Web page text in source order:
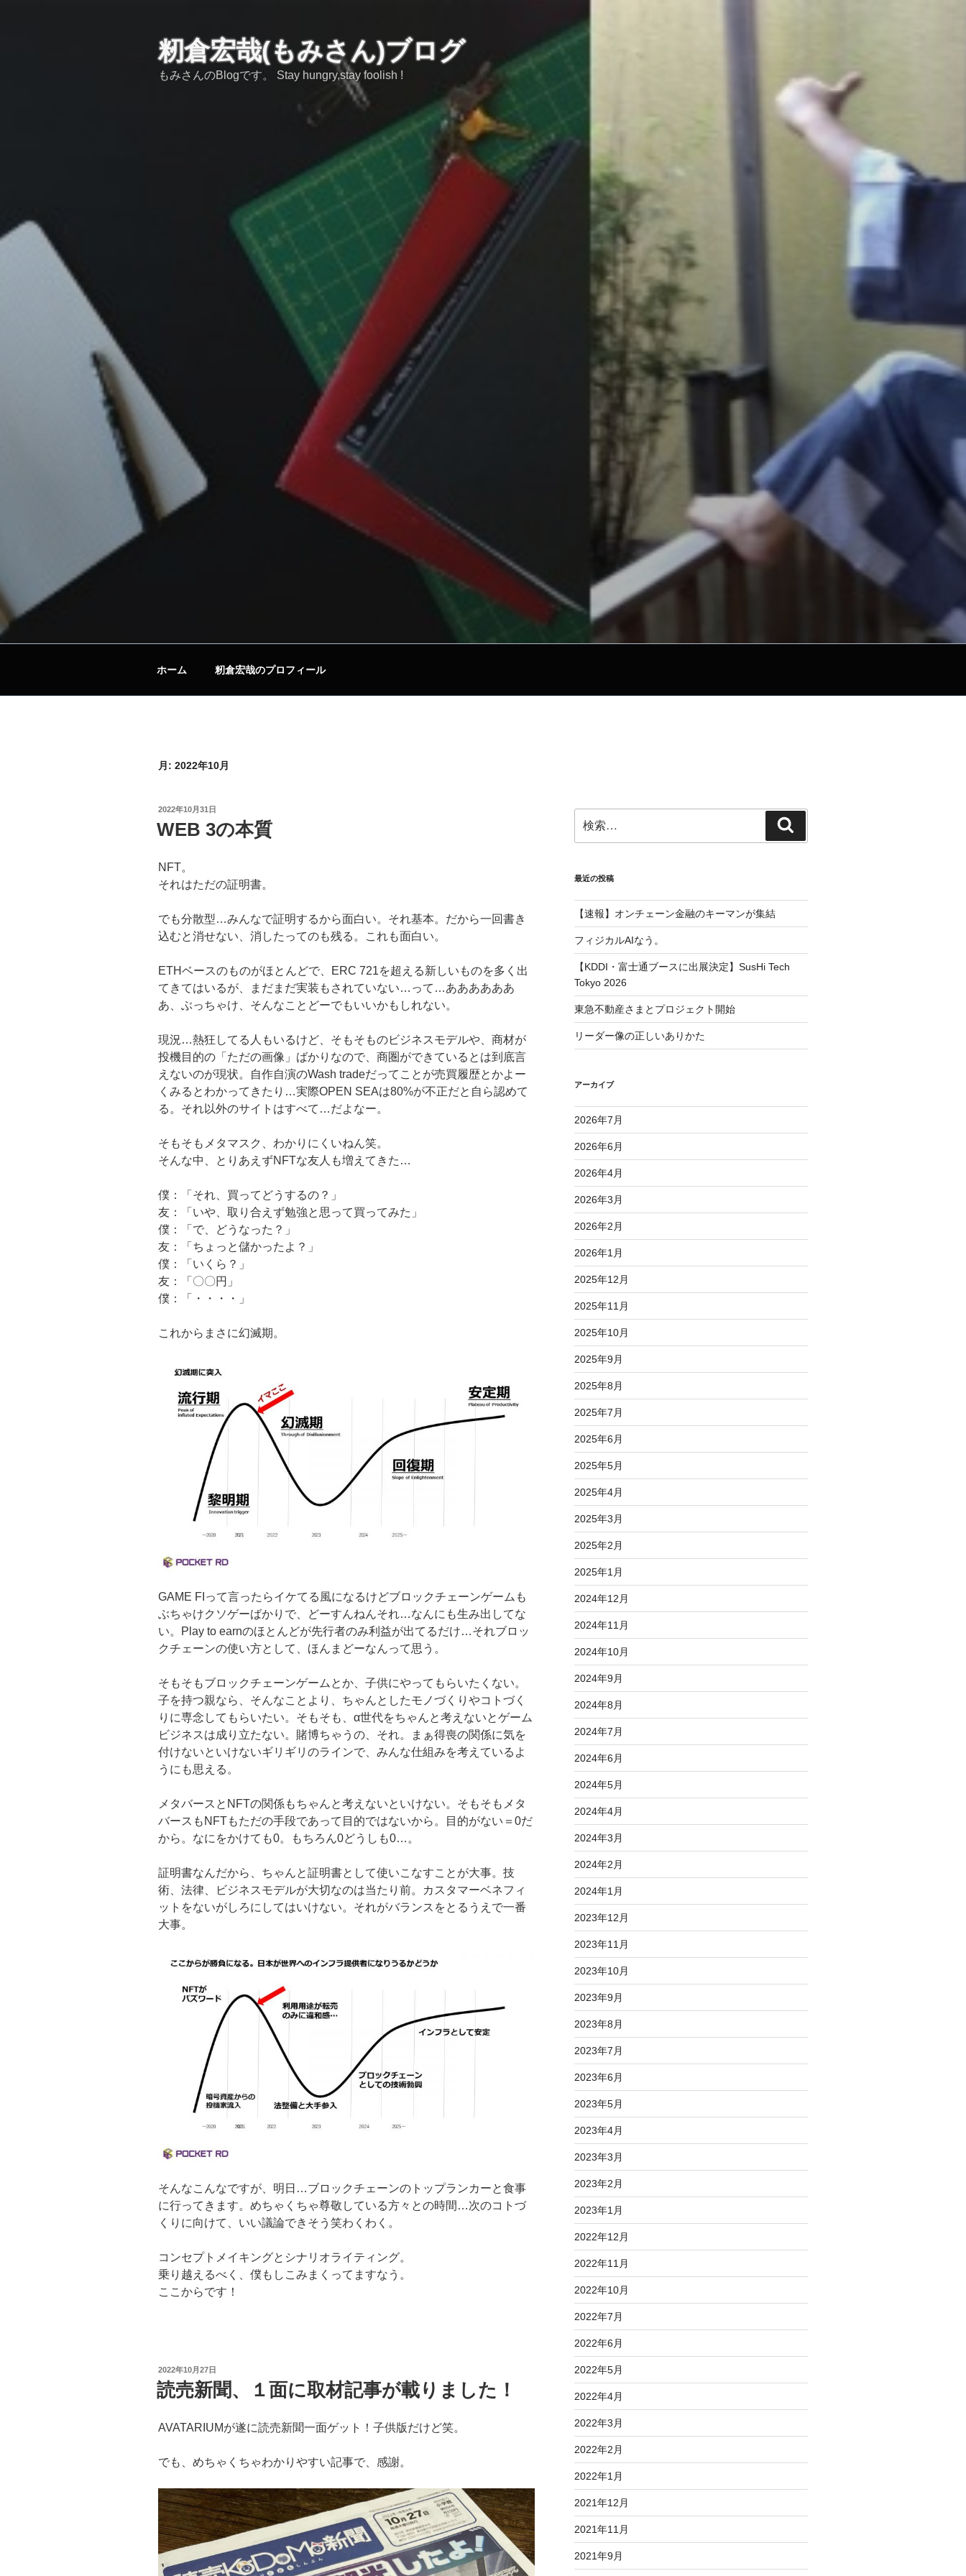
籾倉宏哉(もみさん)ブログ
もみさんのBlogです。 Stay hungry,stay foolish !
ホーム 籾倉宏哉のプロフィール
月: 2022年10月
投
日:
2022年10月31日
WEB 3の本質
NFT。
それはただの証明書。
でも分散型…みんなで証明するから面白い。それ基本。だから一回書き
込むと消せない、消したってのも残る。これも面白い。
ETHベースのものがほとんどで、ERC 721を超える新しいものを多く出
てきてはいるが、まだまだ実装もされていない…って…ああああああ
あ、ぶっちゃけ、そんなことどーでもいいかもしれない。
現況…熱狂してる人もいるけど、そもそものビジネスモデルや、商材が
投機目的の「ただの画像」ばかりなので、商圏ができているとは到底言
えないのが現状。自作自演のWash tradeだってことが売買履歴とかよー
くみるとわかってきたり…実際OPEN SEAは80%が不正だと自ら認めて
る。それ以外のサイトはすべて…だよなー。
そもそもメタマスク、わかりにくいねん笑。
そんな中、とりあえずNFTな友人も増えてきた…
僕：「それ、買ってどうするの？」
友：「いや、取り合えず勉強と思って買ってみた」
僕：「で、どうなった？」
友：「ちょっと儲かったよ？」
僕：「いくら？」
友：「〇〇円」
僕：「・・・・」
これからまさに幻滅期。
GAME FIって言ったらイケてる風になるけどブロックチェーンゲームも
ぶちゃけクソゲーばかりで、どーすんねんそれ…なんにも生み出してな
い。Play to earnのほとんどが先行者のみ利益が出てるだけ…それブロッ
クチェーンの使い方として、ほんまどーなんって思う。
そもそもブロックチェーンゲームとか、子供にやってもらいたくない。
子を持つ親なら、そんなことより、ちゃんとしたモノづくりやコトづく
りに専念してもらいたい。そもそも、α世代をちゃんと考えないとゲーム
ビジネスは成り立たない。賭博ちゃうの、それ。まぁ得喪の関係に気を
付けないといけないギリギリのラインで、みんな仕組みを考えているよ
うにも思える。
メタバースとNFTの関係もちゃんと考えないといけない。そもそもメタ
バースもNFTもただの手段であって目的ではないから。目的がない＝0だ
から。なにをかけても0。もちろん0どうしも0…。
証明書なんだから、ちゃんと証明書として使いこなすことが大事。技
術、法律、ビジネスモデルが大切なのは当たり前。カスタマーベネフィ
ットをないがしろにしてはいけない。それがバランスをとるうえで一番
大事。
そんなこんなですが、明日…ブロックチェーンのトップランカーと食事
に行ってきます。めちゃくちゃ尊敬している方々との時間…次のコトづ
くりに向けて、いい議論できそう笑わくわく。
コンセプトメイキングとシナリオライティング。
乗り越えるべく、僕もしこみまくってますなう。
ここからです！
投
稿
日:
2022年10月27日
読売新聞、１面に取材記事が載りました！
AVATARIUMが遂に読売新聞一面ゲット！子供版だけど笑。
でも、めちゃくちゃわかりやすい記事で、感謝。
索:
索
最近の投稿
【速報】オンチェーン金融のキーマンが集結
フィジカルAIなう。
【KDDI・富士通ブースに出展決定】SusHi Tech
Tokyo 2026
東急不動産さまとプロジェクト開始
リーダー像の正しいありかた
アーカイブ
2026年7月
2026年6月
2026年4月
2026年3月
2026年2月
2026年1月
2025年12月
2025年11月
2025年10月
2025年9月
2025年8月
2025年7月
2025年6月
2025年5月
2025年4月
2025年3月
2025年2月
2025年1月
2024年12月
2024年11月
2024年10月
2024年9月
2024年8月
2024年7月
2024年6月
2024年5月
2024年4月
2024年3月
2024年2月
2024年1月
2023年12月
2023年11月
2023年10月
2023年9月
2023年8月
2023年7月
2023年6月
2023年5月
2023年4月
2023年3月
2023年2月
2023年1月
2022年12月
2022年11月
2022年10月
2022年7月
2022年6月
2022年5月
2022年4月
2022年3月
2022年2月
2022年1月
2021年12月
2021年11月
2021年9月